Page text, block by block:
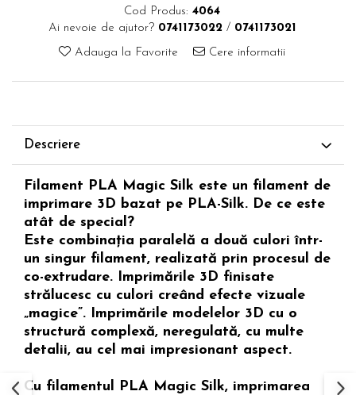
Cod Produs: 4064
Ai nevoie de ajutor? 0741173022 / 0741173021
Adauga la Favorite Cere informatii
Descriere
Filament PLA Magic Silk este un filament de
imprimare 3D bazat pe PLA-Silk. De ce este
atât de special?
Este combinația paralelă a două culori într-
un singur filament, realizată prin procesul de
co-extrudare. Imprimările 3D finisate
strălucesc cu culori creând efecte vizuale
„magice”. Imprimările modelelor 3D cu o
structură complexă, neregulată, cu multe
detalii, au cel mai impresionant aspect.
Cu filamentul PLA Magic Silk, imprimarea